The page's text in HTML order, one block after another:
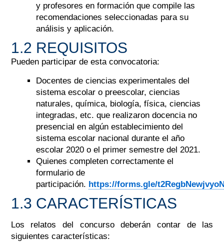
y profesores en formación que compile las
recomendaciones seleccionadas para su
análisis y aplicación.
1.2 REQUISITOS
Pueden participar de esta convocatoria:
Docentes de ciencias experimentales del
sistema escolar o preescolar, ciencias
naturales, química, biología, física, ciencias
integradas, etc. que realizaron docencia no
presencial en algún establecimiento del
sistema escolar nacional durante el año
escolar 2020 o el primer semestre del 2021.
Quienes completen correctamente el
formulario de
participación. https://forms.gle/
1.3 CARACTERÍSTICAS
Los relatos del concurso deberán contar de las
siguientes características: